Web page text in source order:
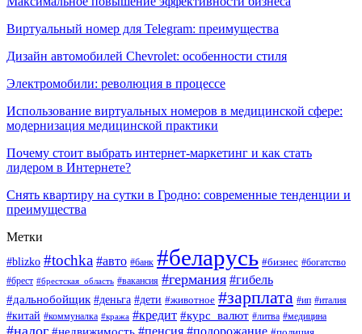
Виртуальный номер для Telegram: преимущества
Дизайн автомобилей Chevrolet: особенности стиля
Электромобили: революция в процессе
Использование виртуальных номеров в медицинской сфере:
модернизация медицинской практики
Почему стоит выбрать интернет-маркетинг и как стать
лидером в Интернете?
Снять квартиру на сутки в Гродно: современные тенденции и
преимущества
Метки
#blizko #tochka #авто #банк #беларусь #бизнес #богатство
#брест #брестская_область #вакансия #германия #гибель
#дальнобойщик #деньга #дети #животное #зарплата #ип #италия
#китай #коммуналка #кража #кредит #курс_валют #литва #медицина
#налог